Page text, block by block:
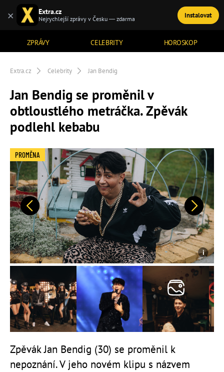
ZPRÁVY CELEBRITY HOROSKOP
TÉMATA
Extra.cz Celebrity Jan Bendig
Jan Bendig se proměnil v
obtloustlého metráčka. Zpěvák
podlehl kebabu
Předchozí Další
PROMĚNA
Zpěvák Jan Bendig (30) se proměnil k
nepoznání. V jeho novém klipu s názvem
× Extra.cz
Nejrychlejší zprávy v Česku — zdarma Instalovat